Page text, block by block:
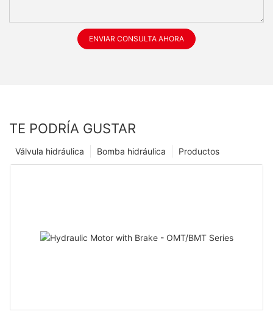
ENVIAR CONSULTA AHORA
TE PODRÍA GUSTAR
Productos
Bomba hidráulica
Válvula hidráulica